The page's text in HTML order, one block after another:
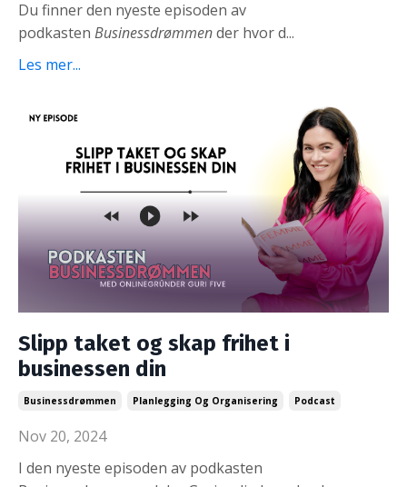
Du finner den nyeste episoden av
podkasten Businessdrømmender hvor d...
Les mer...
Slipp taket og skap frihet i
businessen din
Businessdrømmen Planlegging Og Organisering Podcast
Nov 20, 2024
I den nyeste episoden av podkasten